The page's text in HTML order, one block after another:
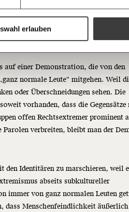
erlauben
Newsletter zu erhalten. Mehr
Anmelden
PDF-Format,
Weiter
emotionalisiert.
auf einer Demonstration, die von den
normale Leute“ mitgehen. Weil
oder Überschneidungen sehen. Die
vorhanden, dass die
offen Rechtsextremer prominent
verbreiten, bleibt man der
denIdentitärenzu marschieren, weil
abseits subkultureller
immer von ganz normalen Leuten
dass Menschenfeindlichkeit äußerlich